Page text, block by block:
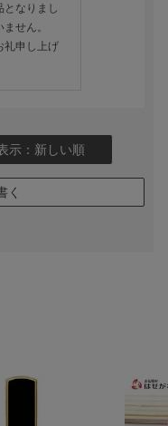
となりまし
せん。
礼申し上げ
示：新しい順
く